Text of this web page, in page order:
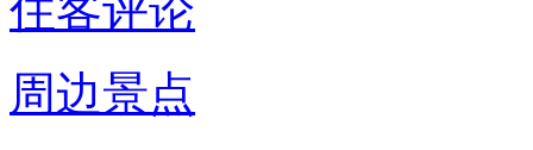
周边景点